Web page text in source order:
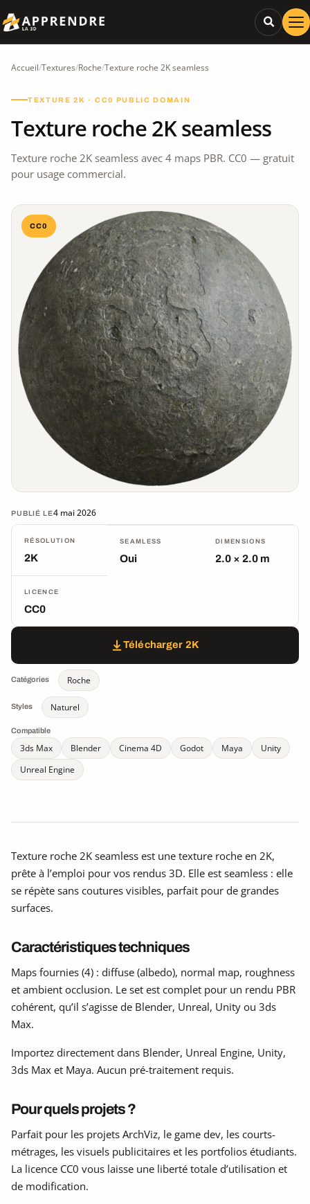
Accueil/Textures/Roche/Texture roche 2K seamless
TEXTURE 2K · CC0 PUBLIC DOMAIN
Texture roche 2K seamless
Texture roche 2K seamless avec 4 maps PBR. CC0 — gratuit
pour usage commercial.
CC0
PUBLIÉ LE4 mai 2026
RÉSOLUTION
2K
SEAMLESS
Oui
DIMENSIONS
2.0 × 2.0 m
LICENCE
CC0
Télécharger 2K
Catégories Roche
Styles Naturel
Compatible
3ds Max Blender Cinema 4D Godot Maya
Unity
Unreal Engine
Texture roche 2K seamless est une texture roche en 2K,
prête à l’emploi pour vos rendus 3D. Elle est seamless : elle
se répète sans coutures visibles, parfait pour de grandes
surfaces.
Caractéristiques techniques
Maps fournies (4) : diffuse (albedo), normal map, roughness
et ambient occlusion. Le set est complet pour un rendu PBR
cohérent, qu’il s’agisse de Blender, Unreal, Unity ou 3ds
Max.
Importez directement dans Blender, Unreal Engine, Unity,
3ds Max et Maya. Aucun pré-traitement requis.
Pour quels projets ?
Parfait pour les projets ArchViz, le game dev, les courts-
métrages, les visuels publicitaires et les portfolios étudiants.
La licence CC0 vous laisse une liberté totale d’utilisation et
de modification.